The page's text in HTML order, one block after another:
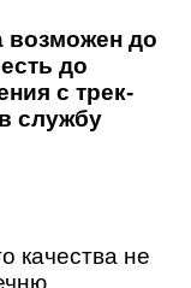
возможен до
до
с трек-
службу
качества не